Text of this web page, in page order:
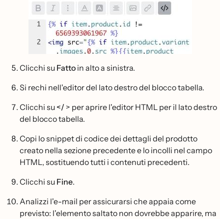
Clicchi su Fatto in alto a sinistra.
Si rechi nell'editor del lato destro del blocco tabella.
Clicchi su </ > per aprire l'editor HTML per il lato destro
del blocco tabella.
Copi lo snippet di codice dei dettagli del prodotto
creato nella sezione precedente e lo incolli nel campo
HTML, sostituendo tutti i contenuti precedenti.
Clicchi su Fine.
Analizzi l'e-mail per assicurarsi che appaia come
previsto: l'elemento saltato non dovrebbe apparire, ma